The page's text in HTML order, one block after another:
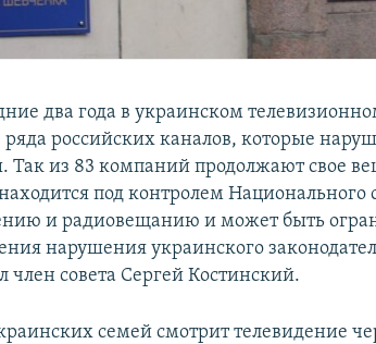
два года в украинском
российских каналов, которые
Так из 83 компаний продолжают свое
под контролем Национального
и радиовещанию и может быть
нарушения украинского
член совета Сергей Костинский.
семей смотрит телевидение